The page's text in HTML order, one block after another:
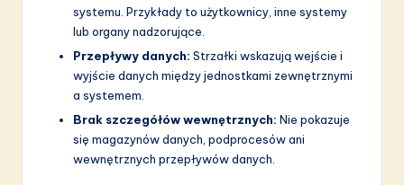
systemu. Przykłady to użytkownicy, inne systemy
lub organy nadzorujące.
Przepływy danych: Strzałki wskazują wejście i
wyjście danych między jednostkami zewnętrznymi
a systemem.
Brak szczegółów wewnętrznych: Nie pokazuje
się magazynów danych, podprocesów ani
wewnętrznych przepływów danych.